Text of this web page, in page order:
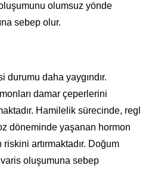
olumsuz yönde
sebep olur.
durumu daha yaygındır.
damar çeperlerini
Hamilelik sürecinde, regl
döneminde yaşanan hormon
artırmaktadır. Doğum
oluşumuna sebep